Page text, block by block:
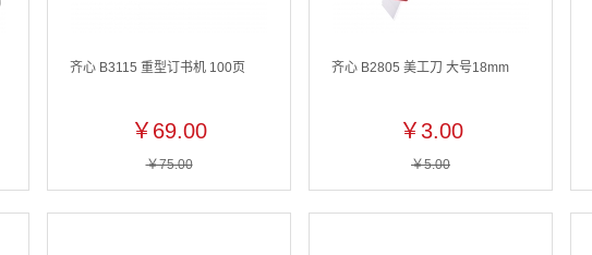
齐心 B3115 重型订书机 100页
￥69.00
￥75.00
齐心 B2805 美工刀 大号18mm
￥3.00
￥5.00